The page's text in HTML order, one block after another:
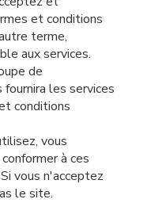
et conditions
terme,
aux services.
de
les services
conditions
vous
à ces
vous n'acceptez
le site.